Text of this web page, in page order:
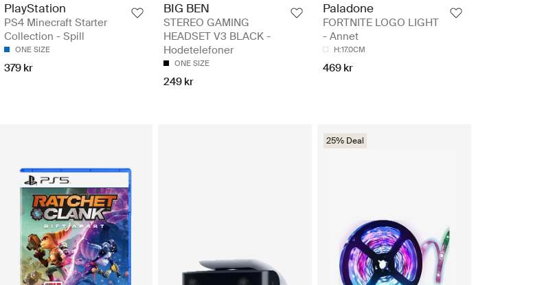
PlayStation
PS4 Minecraft Starter
Collection - Spill
ONE SIZE
379 kr
BIG BEN
STEREO GAMING
HEADSET V3 BLACK -
Hodetelefoner
ONE SIZE
249 kr
Paladone
FORTNITE LOGO LIGHT
- Annet
H:17.0CM
469 kr
25% Deal